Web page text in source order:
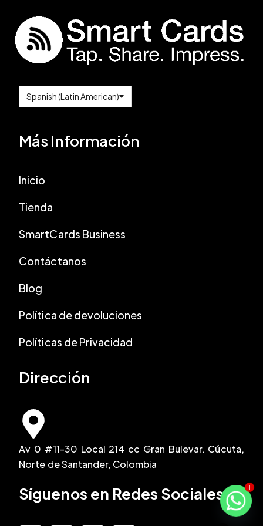
Más Información
Inicio
Tienda
SmartCards Business
Contáctanos
Blog
Política de devoluciones
Políticas de Privacidad
Dirección
Av 0 #11-30 Local 214 cc Gran Bulevar. Cúcuta,
Norte de Santander, Colombia
Síguenos en Redes Sociales 1